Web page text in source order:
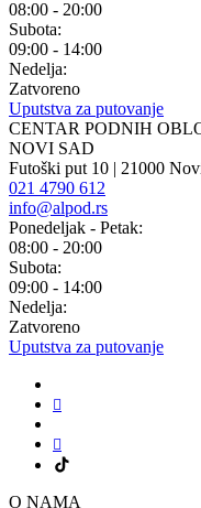
08:00 - 20:00
Subota:
09:00 - 14:00
Nedelja:
Zatvoreno
Uputstva za putovanje
CENTAR PODNIH
NOVI SAD
Futoški put 10 | 21000
021 4790 612
info@alpod.rs
Ponedeljak - Petak:
08:00 - 20:00
Subota:
09:00 - 14:00
Nedelja:
Zatvoreno
Uputstva za putovanje
O NAMA